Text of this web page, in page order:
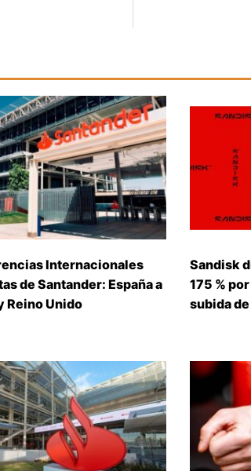
Internacionales
de Santander: España a
Reino Unido
Sandisk
175 %
subida